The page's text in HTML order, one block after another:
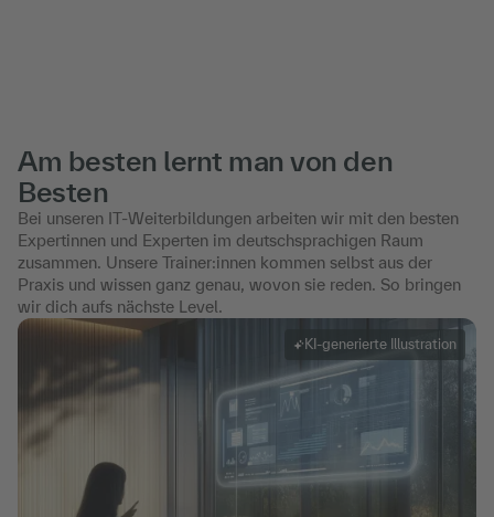
Am besten lernt man von den
Besten
Bei unseren IT-Weiterbildungen arbeiten wir mit den besten
Expertinnen und Experten im deutschsprachigen Raum
zusammen. Unsere Trainer:innen kommen selbst aus der
Praxis und wissen ganz genau, wovon sie reden. So bringen
wir dich aufs nächste Level.
KI-generierte Illustration